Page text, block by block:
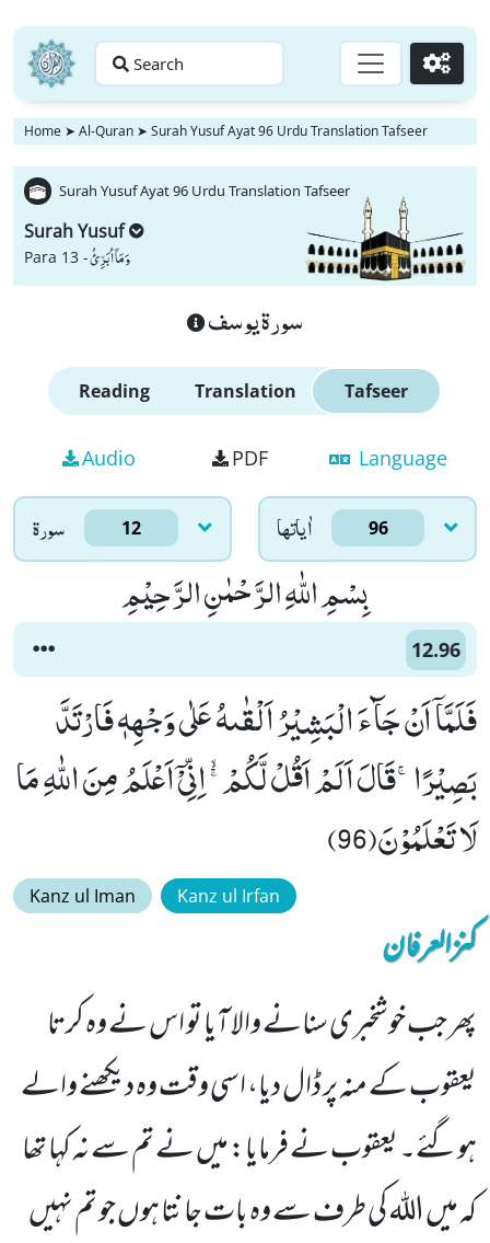
Search Go
Home ➤ Al-Quran ➤ Surah Yusuf Ayat 96 Urdu Translation Tafseer
Surah Yusuf Ayat 96 Urdu Translation Tafseer
Surah Yusuf
Para 13 -وَ مَاۤ اُبَرِّئُ
سورة يوسف
Reading Translation Tafseer
Audio PDF Language
سورۃ 12 اٰياتها 96
بِسْمِ اللّٰهِ الرَّحْمٰنِ الرَّحِیْمِ
12.96
فَلَمَّاۤ اَنْ جَآءَ الْبَشِیْرُ اَلْقٰىهُ عَلٰى وَجْهِهٖ فَارْتَدَّ
بَصِیْرًاۚ-قَالَ اَلَمْ اَقُلْ لَّكُمْ ﳐ اِنِّیْۤ اَعْلَمُ مِنَ اللّٰهِ مَا
لَا تَعْلَمُوْنَ(96)
Kanz ul Iman Kanz ul Irfan
کنزالعرفان
پھر جب خوشخبری سنانے والا آیا تو اس نے وہ کرتا
یعقوب کے منہ پر ڈال دیا، اسی وقت وہ دیکھنے والے
ہوگئے۔ یعقوب نے فرمایا: میں نے تم سے نہ کہا تھا
کہ میں اللہ کی طرف سے وہ بات جانتا ہوں جو تم نہیں